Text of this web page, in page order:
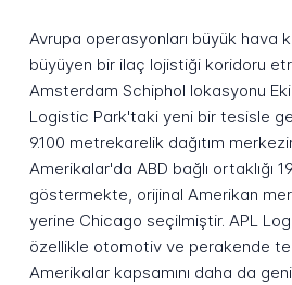
Avrupa operasyonları büyük hava
büyüyen bir ilaç lojistiği koridoru
Amsterdam Schiphol lokasyonu
Logistic Park'taki yeni bir tesisle
9.100 metrekarelik dağıtım
Amerikalar'da ABD bağlı ortaklığı
göstermekte, orijinal Amerikan
yerine Chicago seçilmiştir. APL
özellikle otomotiv ve perakende
Amerikalar kapsamını daha da